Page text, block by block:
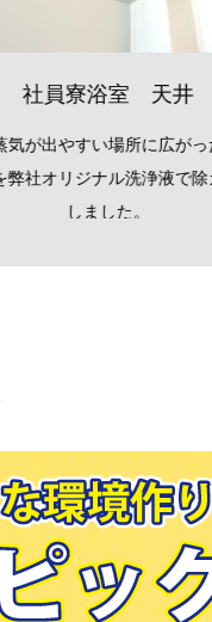
社員寮浴室 天井
出やすい場所に広がったカ
オリジナル洗浄液で除カビ
しました。